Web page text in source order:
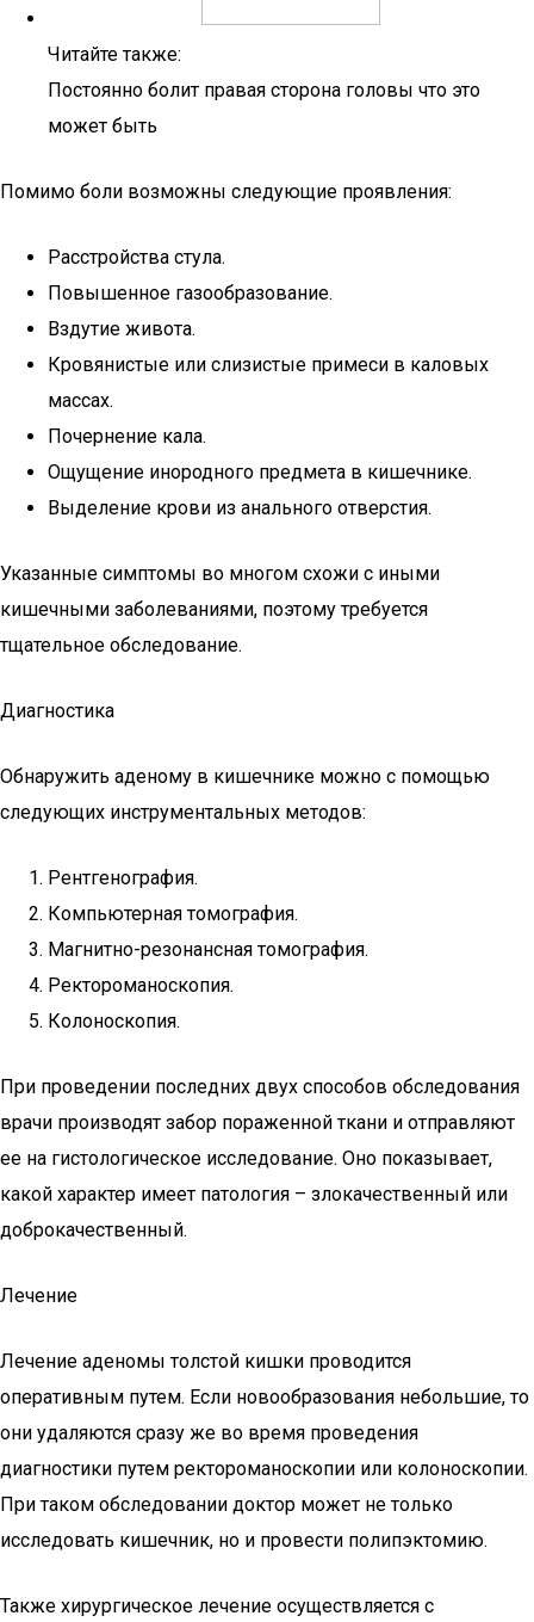
Читайте также:
Постоянно болит правая сторона головы что это
может быть
Помимо боли возможны следующие проявления:
Расстройства стула.
Повышенное газообразование.
Вздутие живота.
Кровянистые или слизистые примеси в каловых
массах.
Почернение кала.
Ощущение инородного предмета в кишечнике.
Выделение крови из анального отверстия.
Указанные симптомы во многом схожи с иными
кишечными заболеваниями, поэтому требуется
тщательное обследование.
Диагностика
Обнаружить аденому в кишечнике можно с помощью
следующих инструментальных методов:
Рентгенография.
Компьютерная томография.
Магнитно-резонансная томография.
Ректороманоскопия.
Колоноскопия.
При проведении последних двух способов обследования
врачи производят забор пораженной ткани и отправляют
ее на гистологическое исследование. Оно показывает,
какой характер имеет патология – злокачественный или
доброкачественный.
Лечение
Лечение аденомы толстой кишки проводится
оперативным путем. Если новообразования небольшие, то
они удаляются сразу же во время проведения
диагностики путем ректороманоскопии или колоноскопии.
При таком обследовании доктор может не только
исследовать кишечник, но и провести полипэктомию.
Также хирургическое лечение осуществляется с